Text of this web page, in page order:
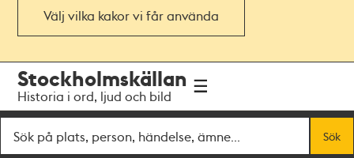
Välj vilka kakor vi får använda
navigationen
huvudinnehållet
Stockholmskällan
Historia i ord, ljud och bild
Sök